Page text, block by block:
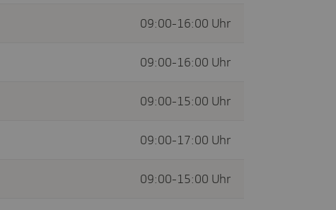
09:00-16:00 Uhr
09:00-16:00 Uhr
09:00-15:00 Uhr
09:00-17:00 Uhr
09:00-15:00 Uhr